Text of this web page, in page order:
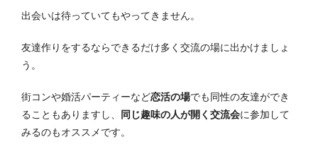
出会いは待っていてもやってきません。
友達作りをするならできるだけ多く交流の場に出かけましょ
う。
街コンや婚活パーティーなど恋活の場でも同性の友達ができ
ることもありますし、
同じ趣味の人が開く交流会に参加して
みるのもオススメです。